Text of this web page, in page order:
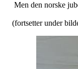
Men den norske
(fortsetter under